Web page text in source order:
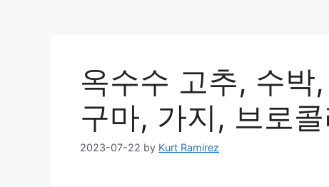
옥수수 고추, 수박
구마, 가지, 브로
2023-07-22 by Kurt Ramirez